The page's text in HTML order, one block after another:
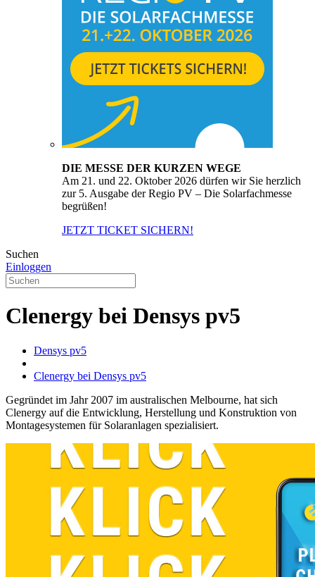
DIE MESSE DER KURZEN WEGE
Am 21. und 22. Oktober 2026 dürfen wir Sie herzlich
zur 5. Ausgabe der Regio PV – Die Solarfachmesse
begrüßen!
JETZT TICKET SICHERN!
Suchen
Einloggen
Clenergy bei Densys pv5
Densys pv5
Clenergy bei Densys pv5
Gegründet im Jahr 2007 im australischen Melbourne, hat sich
Clenergy auf die Entwicklung, Herstellung und Konstruktion von
Montagesystemen für Solaranlagen spezialisiert.